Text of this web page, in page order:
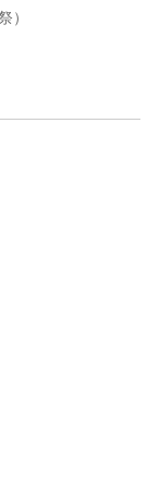
）